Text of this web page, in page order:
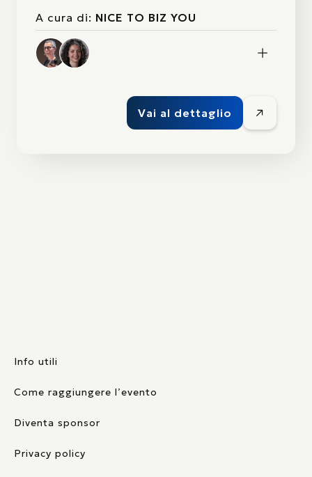
A cura di: NICE TO BIZ YOU
Vai al dettaglio
Info utili
Come raggiungere l’evento
Diventa sponsor
Privacy policy